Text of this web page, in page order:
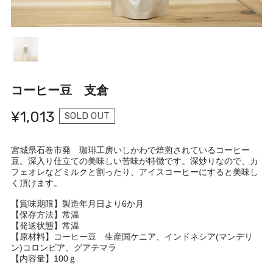
コーヒー豆 支倉
¥1,013 SOLD OUT
宮城県石巻市発 珈琲工房いしかわで焙煎されているコーヒー
豆。深入り仕立ての美味しい苦味が特徴です。深炒りなので、カ
フェオレなどミルクと割ったり、アイスコーヒーにすると美味し
く頂けます。
【賞味期限】製造年月日より6か月
【保存方法】常温
【発送状態】常温
【原材料】コーヒー豆 生産国ケニア、インドネシア(マンデリ
ン)コロンビア、グアテマラ
【内容量】100ｇ